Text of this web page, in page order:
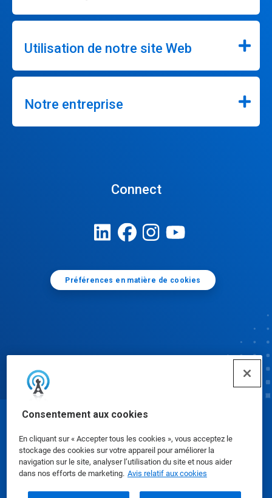
Consentement aux cookies
En cliquant sur « Accepter tous les cookies », vous acceptez le
stockage des cookies sur votre appareil pour améliorer la
navigation sur le site, analyser l’utilisation du site et nous aider
dans nos efforts de marketing. Avis relatif aux cookies
Utilisation de notre site Web
Notre entreprise
Connect
Préférences en matière de cookies
Fiches signalétiques|Politique de confidentialité
Modalités d'utilisation